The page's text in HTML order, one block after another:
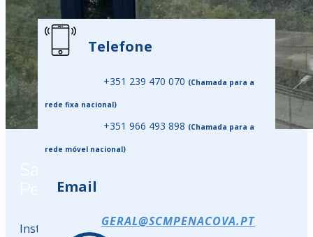
Penacova
Instituição Particular de Solariedade Social
Telefone
+351 239 470 070 (Chamada para a
rede fixa nacional)
+351 966 493 898 (Chamada para a
rede móvel nacional)
Email
GERAL@SCMPENACOVA.PT